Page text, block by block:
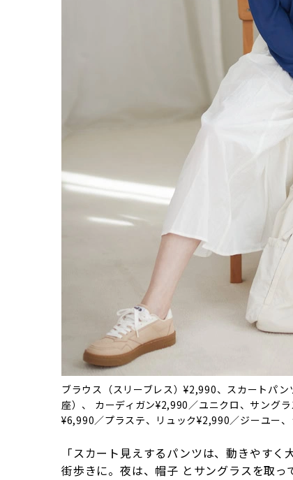
ブラウス（スリーブレス）¥2,990、スカートパ
座）、 カーディガン¥2,990／ユニクロ、サング
¥6,990／プラステ、リュック¥2,990／ジーユー
「スカート見えするパンツは、動きやす
街歩きに。夜は、帽子 とサングラスを取っ